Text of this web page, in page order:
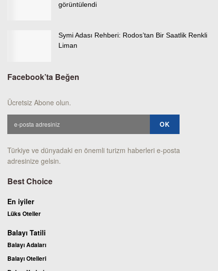
görüntülendi
Symi Adası Rehberi: Rodos’tan Bir Saatlik Renkli
Liman
Facebook’ta Beğen
Ücretsiz Abone olun.
Türkiye ve dünyadaki en önemli turizm haberleri e-posta
adresinize gelsin.
Best Choice
En iyiler
Lüks Oteller
Balayı Tatili
Balayı Adaları
Balayı Otelleri